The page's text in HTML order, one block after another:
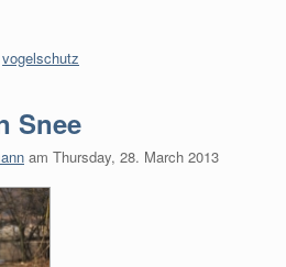
vogelschutz
Snee
am Thursday, 28. March 2013